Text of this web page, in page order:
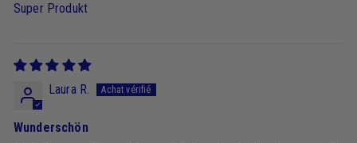
Super Produkt
Laura R.
Wunderschön